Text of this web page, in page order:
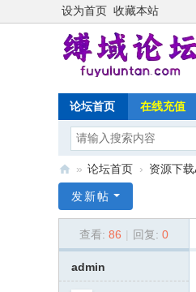
设为首页 收藏本站
论坛首页 在线充值
域
» 论坛首页 › 资源下载
发新帖
查看: 86 回复: 0
admin